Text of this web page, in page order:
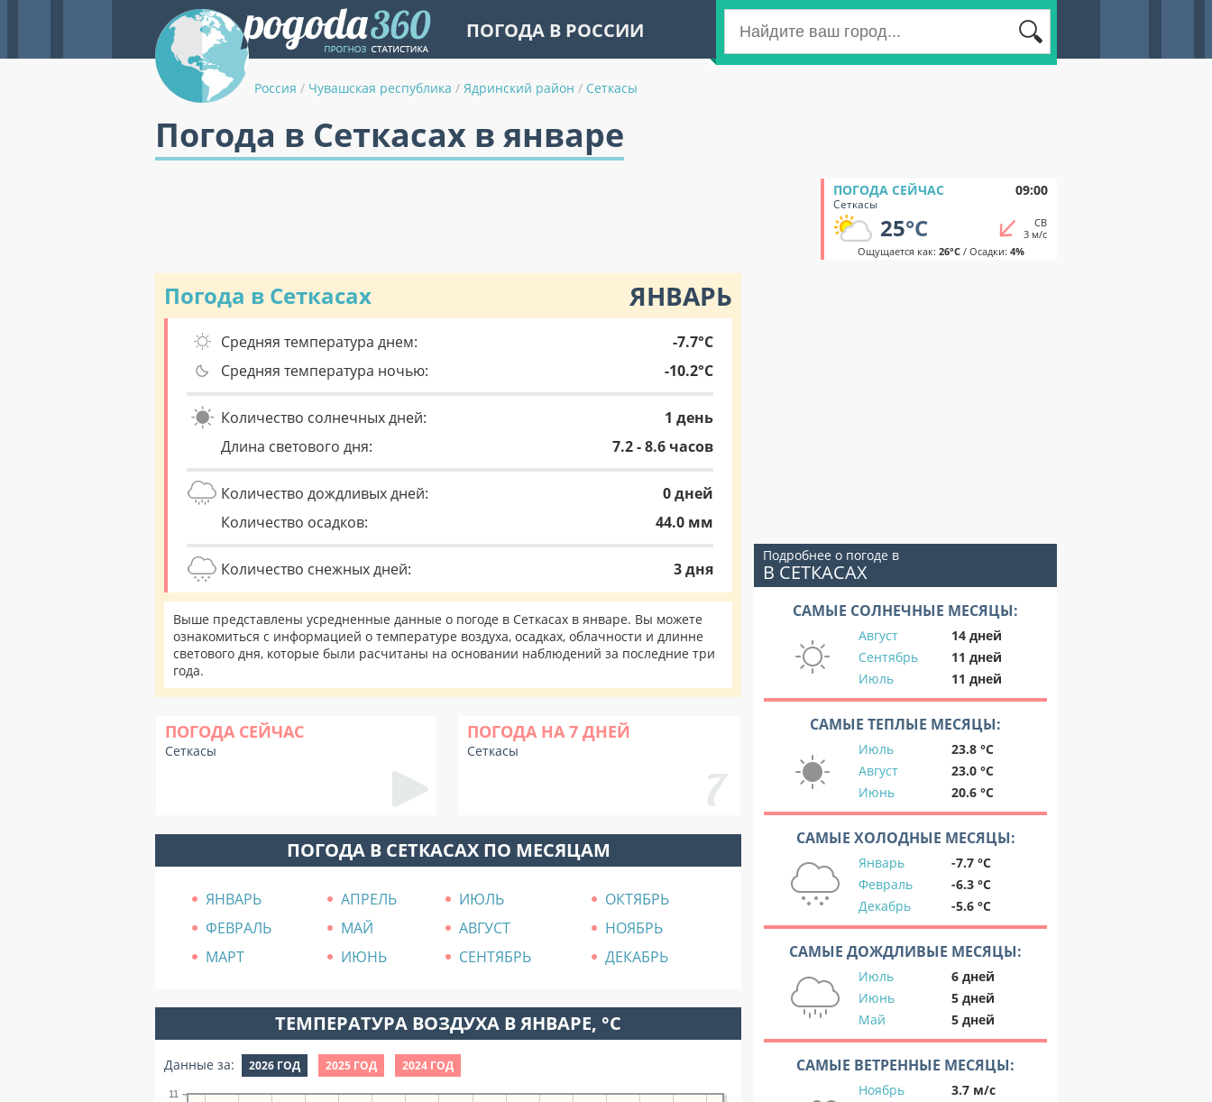
ПОГОДА В РОССИИ
Россия / Чувашская республика / Ядринский район / Сеткасы
Погода в Сеткасах в январе
ПОГОДА СЕЙЧАС 09:00
Сеткасы
25°C
СВ
3 м/с
Ощущается как: 26°C/ Осадки: 4%
Погода в Сеткасах ЯНВАРЬ
Средняя температура днем:
-7.7°C
Средняя температура ночью:
-10.2°C
Количество солнечных дней:
1 день
Длина светового дня:
7.2 - 8.6 часов
Количество дождливых дней:
0 дней
Количество осадков:
44.0 мм
Количество снежных дней: 3 дня
Выше представлены усредненные данные о погоде в Сеткасах в январе. Вы можете
ознакомиться с информацией о температуре воздуха, осадках, облачности и длинне
светового дня, которые были расчитаны на основании наблюдений за последние три
года.
ПОГОДА СЕЙЧАС
Сеткасы
ПОГОДА НА 7 ДНЕЙ
Сеткасы
ПОГОДА В СЕТКАСАХ ПО МЕСЯЦАМ
ЯНВАРЬ АПРЕЛЬ ИЮЛЬ
ОКТЯБРЬ
ФЕВРАЛЬ
МАЙ АВГУСТ
НОЯБРЬ
МАРТ
ИЮНЬ СЕНТЯБРЬ ДЕКАБРЬ
ТЕМПЕРАТУРА ВОЗДУХА В ЯНВАРЕ, °C
Данные за: 2026 ГОД 2025 ГОД 2024 ГОД
11
Подробнее о погоде в
В СЕТКАСАХ
САМЫЕ СОЛНЕЧНЫЕ МЕСЯЦЫ:
Август
14 дней
Сентябрь
11 дней
Июль
11 дней
САМЫЕ ТЕПЛЫЕ МЕСЯЦЫ:
Июль
23.8 °C
Август
23.0 °C
Июнь
20.6 °C
САМЫЕ ХОЛОДНЫЕ МЕСЯЦЫ:
Январь
-7.7 °C
Февраль
-6.3 °C
Декабрь
-5.6 °C
САМЫЕ ДОЖДЛИВЫЕ МЕСЯЦЫ:
Июль
6 дней
Июнь
5 дней
Май
5 дней
САМЫЕ ВЕТРЕННЫЕ МЕСЯЦЫ:
Ноябрь
3.7 м/с